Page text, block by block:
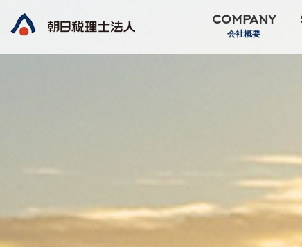
COMPANY
会社概要